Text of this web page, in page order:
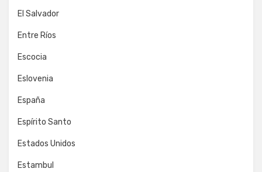
El Salvador
Entre Ríos
Escocia
Eslovenia
España
Espírito Santo
Estados Unidos
Estambul